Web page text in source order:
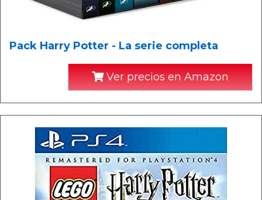
Pack Harry Potter - La serie completa
Ver precios en Amazon